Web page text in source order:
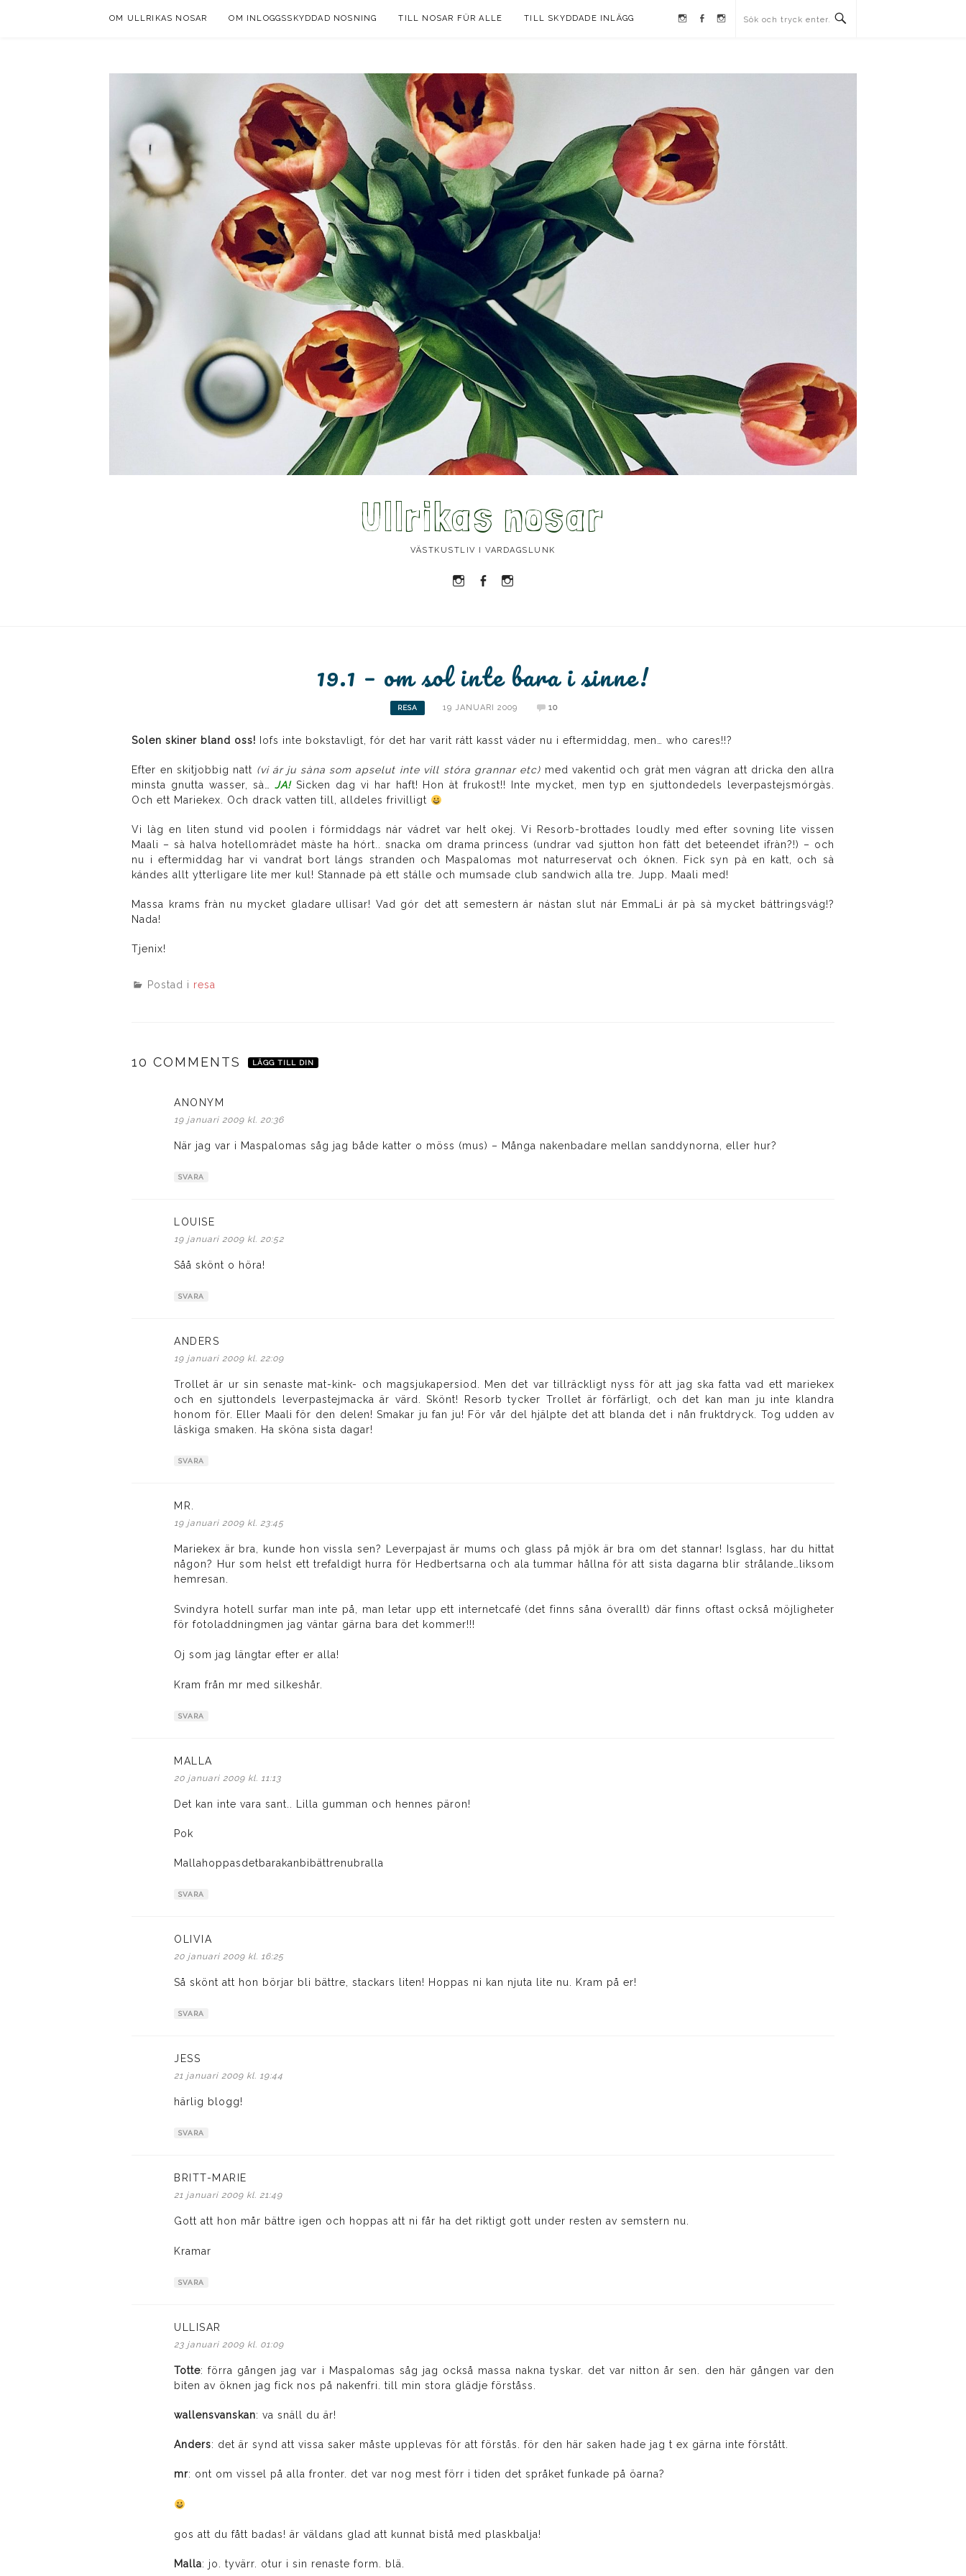
OM ULLRIKAS NOSAR OM INLOGGSSKYDDAD NOSNING TILL NOSAR FÜR ALLE TILL SKYDDADE INLÄGG Instagram
Facebook
Instagram
Ullrikas nosar
VÄSTKUSTLIV I VARDAGSLUNK
Instagram
Facebook
19.1 – om sol inte bara i sinne!
RESA 19 JANUARI 2009 10
Solen skiner bland oss! Iofs inte bokstavligt, fór det har varit rátt kasst váder nu i eftermiddag, men… who cares!!?
Efter en skitjobbig natt (vi ár ju sàna som apselut inte vill stóra grannar etc) med vakentid och gràt men vágran att dricka den allra
minsta gnutta wasser, sà…JA!Sicken dag vi har haft! Hon àt frukost!! Inte mycket, men typ en sjuttondedels leverpastejsmórgàs.
Och ett Mariekex. Och drack vatten till, alldeles frivilligt
Vi làg en liten stund vid poolen i fórmiddags nár vádret var helt okej. Vi Resorb-brottades loudly med efter sovning lite vissen
Maali – sà halva hotellomràdet màste ha hórt.. snacka om drama princess (undrar vad sjutton hon fàtt det beteendet ifràn?!) – och
nu i eftermiddag har vi vandrat bort lángs stranden och Maspalomas mot naturreservat och óknen. Fick syn pà en katt, och sà
kándes allt ytterligare lite mer kul! Stannade pà ett stálle och mumsade club sandwich alla tre. Jupp. Maali med!
Massa krams fràn nu mycket gladare ullisar! Vad gór det att semestern ár nástan slut nár EmmaLi ár pà sà mycket báttringsvág!?
Nada!
Tjenix!
Postad i resa
10 COMMENTS LÄGG TILL DIN
ANONYM
19 januari 2009 kl. 20:36
När jag var i Maspalomas såg jag både katter o möss (mus) – Många nakenbadare mellan sanddynorna, eller hur?
SVARA
LOUISE
19 januari 2009 kl. 20:52
Såå skönt o höra!
SVARA
ANDERS
19 januari 2009 kl. 22:09
Trollet är ur sin senaste mat-kink- och magsjukapersiod. Men det var tillräckligt nyss för att jag ska fatta vad ett mariekex
och en sjuttondels leverpastejmacka är värd. Skönt! Resorb tycker Trollet är förfärligt, och det kan man ju inte klandra
honom för. Eller Maali för den delen! Smakar ju fan ju! För vår del hjälpte det att blanda det i nån fruktdryck. Tog udden av
läskiga smaken. Ha sköna sista dagar!
SVARA
MR.
19 januari 2009 kl. 23:45
Mariekex är bra, kunde hon vissla sen? Leverpajast är mums och glass på mjök är bra om det stannar! Isglass, har du hittat
någon? Hur som helst ett trefaldigt hurra för Hedbertsarna och ala tummar hållna för att sista dagarna blir strålande…liksom
hemresan.
Svindyra hotell surfar man inte på, man letar upp ett internetcafé (det finns såna överallt) där finns oftast också möjligheter
för fotoladdningmen jag väntar gärna bara det kommer!!!
Oj som jag längtar efter er alla!
Kram från mr med silkeshår.
SVARA
MALLA
20 januari 2009 kl. 11:13
Det kan inte vara sant.. Lilla gumman och hennes päron!
Pok
Mallahoppasdetbarakanbibättrenubralla
SVARA
OLIVIA
20 januari 2009 kl. 16:25
Så skönt att hon börjar bli bättre, stackars liten! Hoppas ni kan njuta lite nu. Kram på er!
SVARA
JESS
21 januari 2009 kl. 19:44
härlig blogg!
SVARA
BRITT-MARIE
21 januari 2009 kl. 21:49
Gott att hon mår bättre igen och hoppas att ni får ha det riktigt gott under resten av semstern nu.
Kramar
SVARA
ULLISAR
23 januari 2009 kl. 01:09
Totte: förra gången jag var i Maspalomas såg jag också massa nakna tyskar. det var nitton år sen. den här gången var den
biten av öknen jag fick nos på nakenfri. till min stora glädje förståss.
wallensvanskan: va snäll du är!
Anders: det är synd att vissa saker måste upplevas för att förstås. för den här saken hade jag t ex gärna inte förstått.
mr: ont om vissel på alla fronter. det var nog mest förr i tiden det språket funkade på öarna?
gos att du fått badas! är väldans glad att kunnat bistå med plaskbalja!
Malla: jo. tyvärr. otur i sin renaste form. blä.